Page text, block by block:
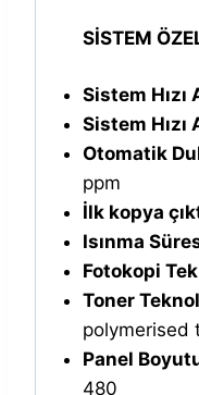
SİSTEM
Sistem Hızı
Sistem Hızı
Otomatik
ppm
İlk kopya
Isınma
Fotokopi
Toner
polymerised
Panel
480